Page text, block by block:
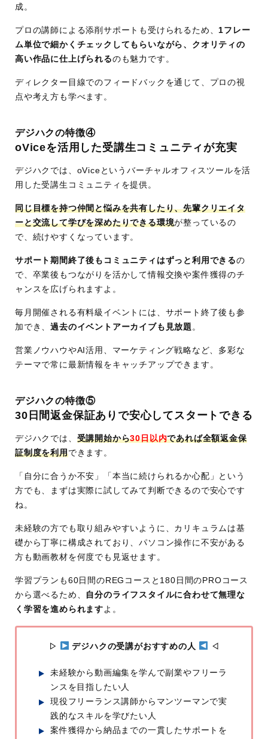
成。
プロの講師による添削サポートも受けられるため、 1フレー
ム単位で細かくチェックしてもらいながら、クオリティの
高い作品に仕上げられるのも魅力です。
ディレクター目線でのフィードバックを通じて、プロの視
点や考え方も学べます。
デジハクの特徴④
oViceを活用した受講生コミュニティが充実
デジハクでは、oViceというバーチャルオフィスツールを活
用した受講生コミュニティを提供。
同じ目標を持つ仲間と悩みを共有したり、先輩クリエイタ
ーと交流して学びを深めたりできる環境が整っているの
で、続けやすくなっています。
サポート期間終了後もコミュニティはずっと利用できるの
で、卒業後もつながりを活かして情報交換や案件獲得のチ
ャンスを広げられますよ。
毎月開催される有料級イベントには、サポート終了後も参
加でき、過去のイベントアーカイブも見放題 。
営業ノウハウやAI活用、マーケティング戦略など、多彩な
テーマで常に最新情報をキャッチアップできます。
デジハクの特徴⑤
30日間返金保証ありで安心してスタートできる
デジハクでは、 受講開始から30日以内であれば全額返金保
証制度を利用できます。
「自分に合うか不安」「本当に続けられるか心配」という
方でも、まずは実際に試してみて判断できるので安心です
ね。
未経験の方でも取り組みやすいように、カリキュラムは基
礎から丁寧に構成されており、パソコン操作に不安がある
方も動画教材を何度でも見返せます。
学習プランも60日間のREGコースと180日間のPROコース
から選べるため、
自分のライフスタイルに合わせて無理な
く学習を進められます よ。
▷ デジハクの受講がおすすめの人 ◁
未経験から動画編集を学んで副業やフリーラ
ンスを目指したい人
現役フリーランス講師からマンツーマンで実
践的なスキルを学びたい人
案件獲得から納品までの一貫したサポートを